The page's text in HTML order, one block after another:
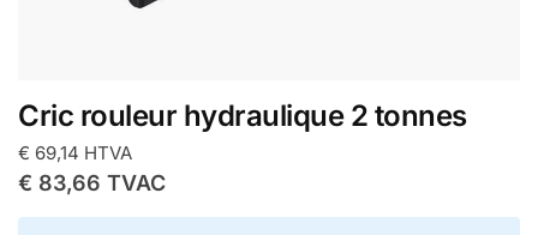
Cric rouleur hydraulique 2 tonnes
€ 69,14 HTVA
€ 83,66 TVAC